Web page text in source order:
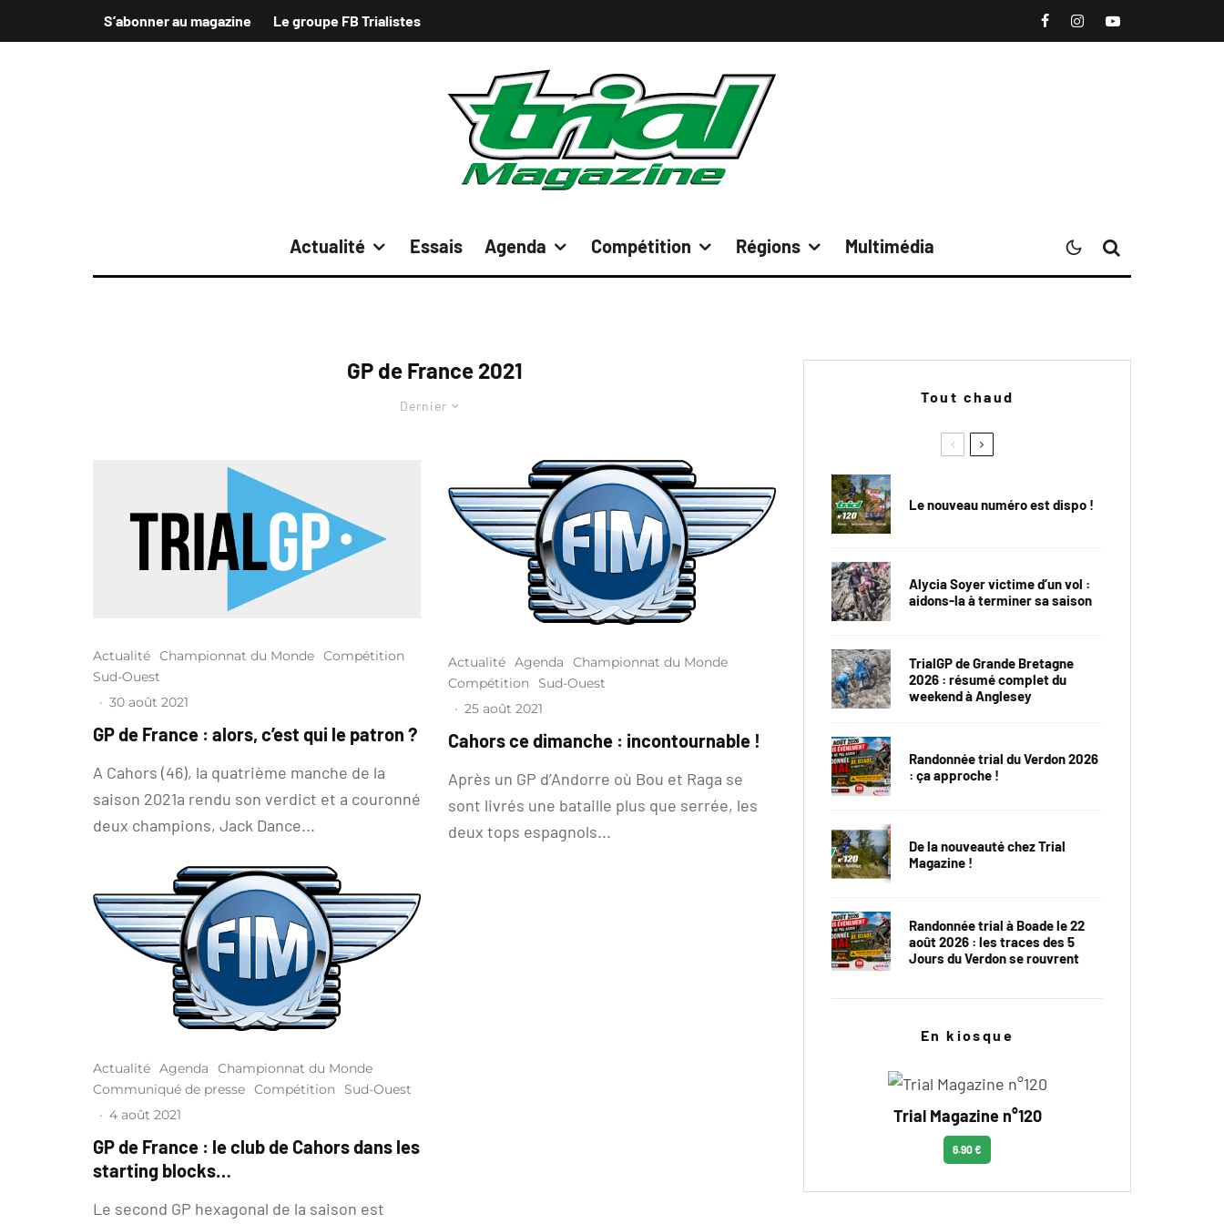
S’abonner au magazine Le groupe FB Trialistes
Actualité Essais Agenda Compétition Régions Multimédia
GP de France 2021
Dernier
Actualité Championnat du Monde Compétition
Sud-Ouest
· 30 août 2021
GP de France : alors, c’est qui le patron ?
A Cahors (46), la quatrième manche de la
saison 2021a rendu son verdict et a couronné
deux champions, Jack Dance...
Actualité Agenda
Championnat du Monde
Communiqué de presse Compétition
Sud-Ouest
· 4 août 2021
GP de France : le club de Cahors dans les
starting blocks…
Le second GP hexagonal de la saison est
Actualité Agenda
Championnat du Monde
Compétition
Sud-Ouest
· 25 août 2021
Cahors ce dimanche : incontournable !
Après un GP d’Andorre où Bou et Raga se
sont livrés une bataille plus que serrée, les
deux tops espagnols...
Tout chaud
Le nouveau numéro est dispo !
Alycia Soyer victime d’un vol :
aidons-la à terminer sa saison
TrialGP de Grande Bretagne
2026 : résumé complet du
weekend à Anglesey
Randonnée trial du Verdon 2026
: ça approche !
De la nouveauté chez Trial
Magazine !
Randonnée trial à Boade le 22
août 2026 : les traces des 5
Jours du Verdon se rouvrent
En kiosque
Trial Magazine n°120
6.90 €